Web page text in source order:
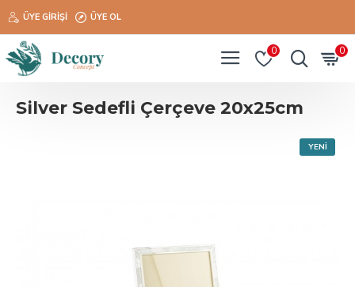
ÜYE GIRIŞI ÜYE OL
0 0
Silver Sedefli Çerçeve 20x25cm
YENI